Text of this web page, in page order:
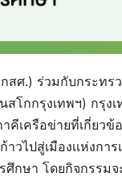
ศ.) ร่วมกับกระท
โกกรุงเทพฯ) กรุง
คีเครือข่ายที่เกี่ยว
ไปสู่เมืองเเห่งกา
ศึกษา โดยกิจกรร